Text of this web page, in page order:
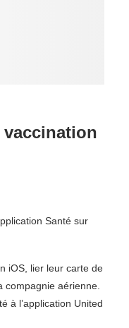
Santé sur
iOS, lier leur carte de
compagnie aérienne.
à l’application United